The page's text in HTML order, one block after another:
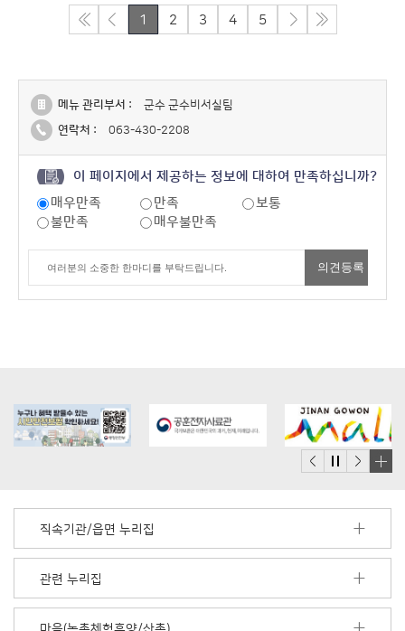
1 2 3 4 5
메뉴 관리부서 :
군수 군수비서실팀
연락처 :
063-430-2208
이 페이지에서 제공하는 정보에 대하여 만족하십니까?
매우만족
만족
보통
불만족
매우불만족
더
기
직속기관/읍면 누리집
관련 누리집